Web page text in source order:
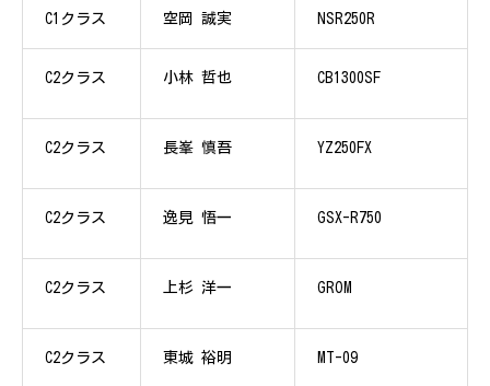
C1クラス 空岡 誠実 NSR250R
C2クラス 小林 哲也 CB1300SF
C2クラス 長峯 慎吾 YZ250FX
C2クラス 逸見 悟一 GSX-R750
C2クラス 上杉 洋一 GROM
C2クラス 東城 裕明 MT-09